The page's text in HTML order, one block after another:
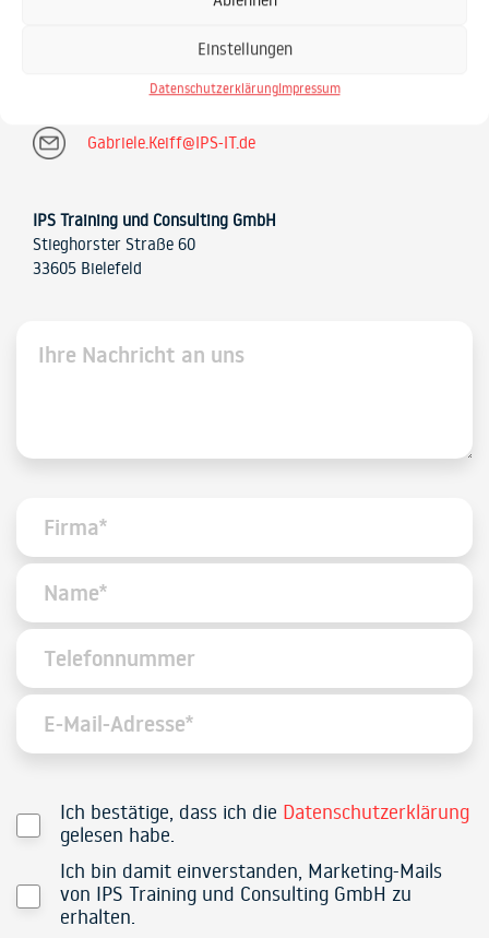
Einstellungen
DatenschutzerklärungImpressum
0521 / 20889 30
Gabriele.Keiff@IPS-IT.de
IPS Training und Consulting GmbH
Stieghorster Straße 60
33605 Bielefeld
Ich bestätige, dass ich die Datenschutzerklärung
gelesen habe.
Ich bin damit einverstanden, Marketing-Mails
von IPS Training und Consulting GmbH zu
erhalten.